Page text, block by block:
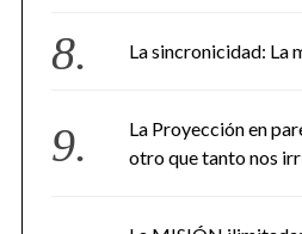
La sincronicidad: La
La Proyección en
otro que tanto nos